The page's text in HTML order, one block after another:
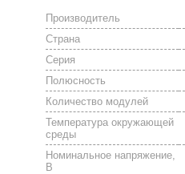
Производитель
Страна
Серия
Полюсность
Количество модулей
Температура окружающей
среды
Номинальное напряжение,
В